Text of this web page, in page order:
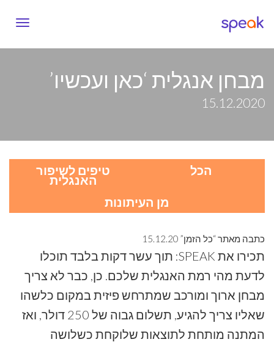
מבחן אנגלית ‘כאן ועכשיו’
15.12.2020
הכל טיפים לשיפור
האנגלית
מן העיתונות
כתבה מאתר “כל הזמן” 15.12.20
תכירו את SPEAK: תוך עשר דקות בלבד תוכלו
לדעת מהי רמת האנגלית שלכם. כן, כבר לא צריך
מבחן ארוך ומורכב שמתרחש פיזית במקום כלשהו
שאליו צריך להגיע, תשלום גבוה של 250 דולר, ואז
המתנה מותחת לתוצאות שלוקחת כשלושה